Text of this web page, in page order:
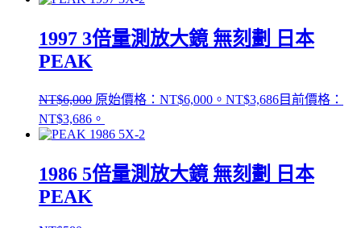
1997 3倍量測放大鏡 無刻劃 日本
PEAK
NT$6,000 原始價格：NT$6,000。 NT$3,686目前價格：
NT$3,686。
1986 5倍量測放大鏡 無刻劃 日本
PEAK